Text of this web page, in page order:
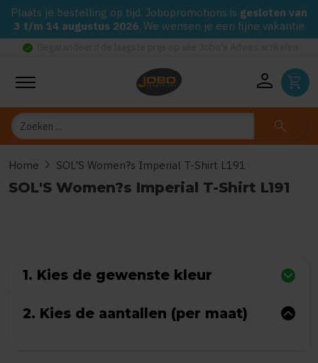
Plaats je bestelling op tijd. Jobopromotions is gesloten van
3 t/m 14 augustus 2026. We wensen je een fijne vakantie
check_circle
person shopping_cart
Zoeken search
Home chevron_right SOL'S Women?s Imperial T-Shirt L191
SOL'S Women?s Imperial T-Shirt L191
1. Kies de gewenste kleur
2. Kies de aantallen (per maat)